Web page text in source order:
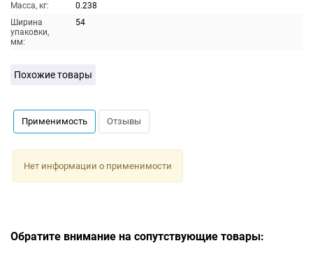
Масса, кг:
0.238
Ширина
упаковки,
мм:
54
Похожие товары
Применимость Отзывы
Нет информации о применимости
Обратите внимание на сопутствующие товары: